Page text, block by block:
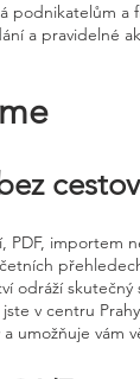
a
a pravidelné
PDF, importem
odráží skutečný
v centru
umožňuje vám